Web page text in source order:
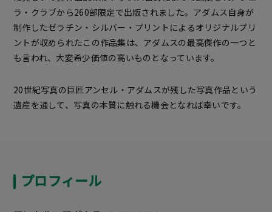
ラ・クラブから260部限定で出版されました。アダムス自身が
制作したゼラチン・シルバー・プリントによるオリジナルプリ
ントが収められたこの作品集は、アダムスの最高傑作の一つと
も言われ、大変希少価値の高いものとなっています。
20世紀写真の巨匠アンセル・アダムスが残した写真作品という
遺産を通して、写真の本質に触れる機会となれば幸いです。
プロフィール